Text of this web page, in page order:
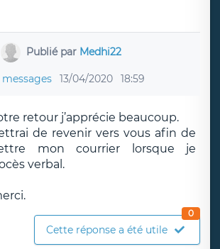
Publié par Medhi22
messages 13/04/2020 18:59
retour j’apprécie beaucoup.
de revenir vers vous afin de
mon courrier lorsque je
verbal.
Cette réponse a été utile
0